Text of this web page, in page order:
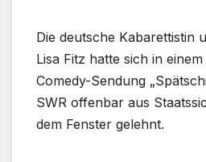
Die deutsche Kabarettistin
Lisa Fitz hatte sich in
Comedy-Sendung
SWR offenbar aus
dem Fenster gelehnt.